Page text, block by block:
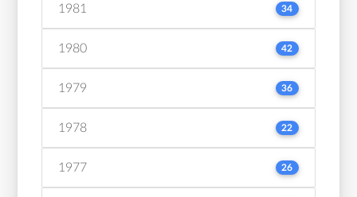
1981 34
1980 42
1979 36
1978 22
1977 26